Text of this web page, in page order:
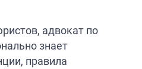
адвокат по
знает
правила